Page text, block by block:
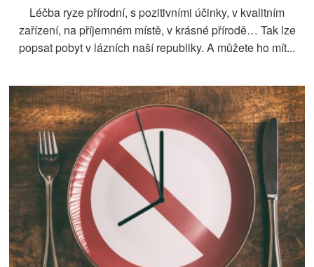
Léčba ryze přírodní, s pozitivními účinky, v kvalitním
zařízení, na příjemném místě, v krásné přírodě… Tak lze
popsat pobyt v lázních naší republiky. A můžete ho mít...